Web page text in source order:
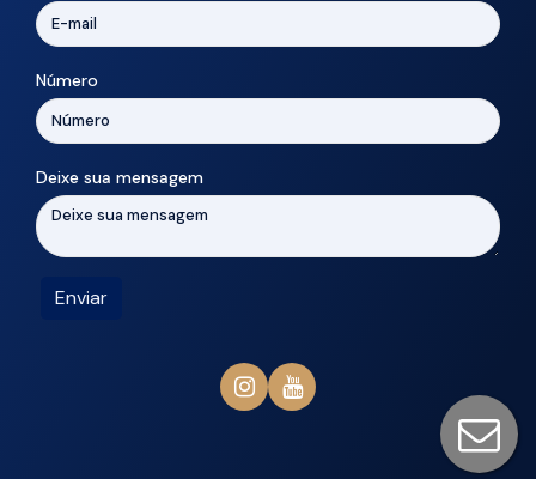
Número
Deixe sua mensagem